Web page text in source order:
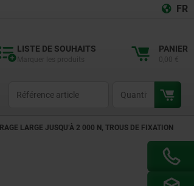
FR
LISTE DE SOUHAITS PANIER
LARGE JUSQU’À 2 000 N, TROUS DE FIXATION